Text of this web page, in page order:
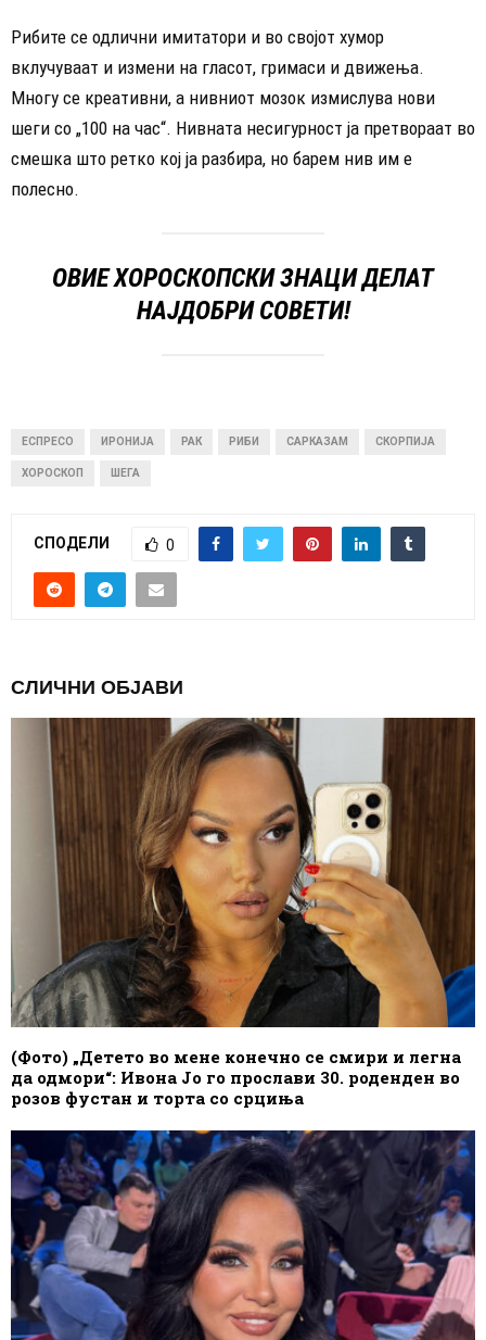
Рибите се одлични имитатори и во својот хумор
вклучуваат и измени на гласот, гримаси и движења.
Многу се креативни, а нивниот мозок измислува нови
шеги со „100 на час“. Нивната несигурност ја претвораат во
смешка што ретко кој ја разбира, но барем нив им е
полесно.
ОВИЕ ХОРОСКОПСКИ ЗНАЦИ ДЕЛАТ
НАЈДОБРИ СОВЕТИ!
ЕСПРЕСО ИРОНИЈА РАК РИБИ САРКАЗАМ СКОРПИЈА
ХОРОСКОП ШЕГА
СПОДЕЛИ 0
СЛИЧНИ ОБЈАВИ
(Фото) „Детето во мене конечно се смири и легна
да одмори“: Ивона Јо го прослави 30. роденден во
розов фустан и торта со срциња